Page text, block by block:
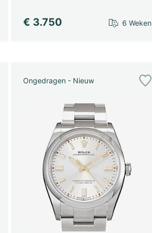
€ 3.750 6 Weken
Ongedragen - Nieuw